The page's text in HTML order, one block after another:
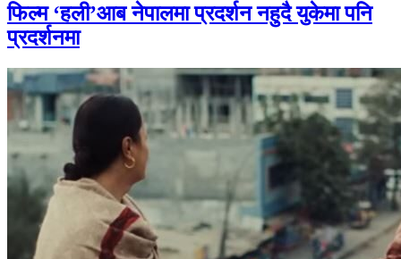
फिल्म ‘हली’आब नेपालमा प्रदर्शन नहुदै युकेमा पनि
प्रदर्शनमा